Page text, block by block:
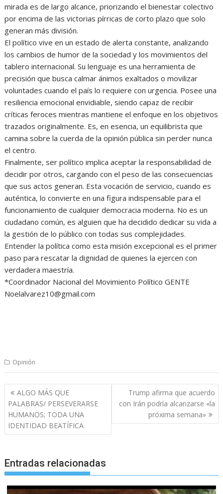
mirada es de largo alcance, priorizando el bienestar colectivo
por encima de las victorias pírricas de corto plazo que solo
generan más división.
El político vive en un estado de alerta constante, analizando
los cambios de humor de la sociedad y los movimientos del
tablero internacional. Su lenguaje es una herramienta de
precisión que busca calmar ánimos exaltados o movilizar
voluntades cuando el país lo requiere con urgencia. Posee una
resiliencia emocional envidiable, siendo capaz de recibir
críticas feroces mientras mantiene el enfoque en los objetivos
trazados originalmente. Es, en esencia, un equilibrista que
camina sobre la cuerda de la opinión pública sin perder nunca
el centro.
Finalmente, ser político implica aceptar la responsabilidad de
decidir por otros, cargando con el peso de las consecuencias
que sus actos generan. Esta vocación de servicio, cuando es
auténtica, lo convierte en una figura indispensable para el
funcionamiento de cualquier democracia moderna. No es un
ciudadano común, es alguien que ha decidido dedicar su vida a
la gestión de lo público con todas sus complejidades.
Entender la política como esta misión excepcional es el primer
paso para rescatar la dignidad de quienes la ejercen con
verdadera maestría.
*Coordinador Nacional del Movimiento Político GENTE
Noelalvarez10@gmail.com
Opinión
Navegación
de
entradas
ALGO MÁS QUE
PALABRAS/ PERSEVERARSE
HUMANOS; TODA UNA
IDENTIDAD BEATÍFICA
Trump afirma que acuerdo
con Irán podría alcanzarse «la
próxima semana»
Entradas relacionadas